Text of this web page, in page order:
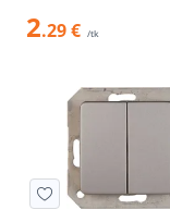
2.29 € /tk